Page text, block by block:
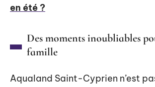
en été ?
Des moments inoubliables
famille
Aqualand Saint-Cyprien n’est